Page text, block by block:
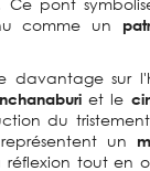
comme un
davantage sur
et le
du
un
tout en